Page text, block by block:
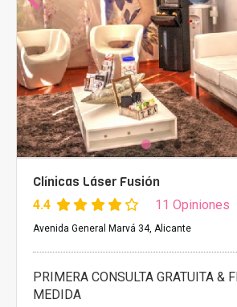
Clínicas Láser Fusión
4.4 11 Opiniones
Avenida General Marvá 34, Alicante
PRIMERA CONSULTA GRATUITA &
MEDIDA